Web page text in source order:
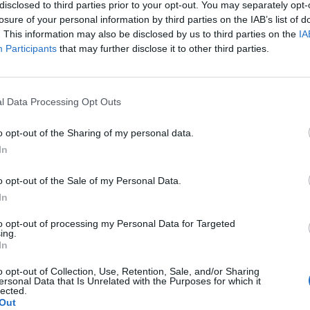
to third parties prior to your opt-out. You may separately
of your personal information by third parties on the IAB’s list of
This information may also be disclosed by us to third parties on the
Participants that may further disclose it to other third parties.
Data Processing Opt Outs
opt-out of the Sharing of my personal data.
opt-out of the Sale of my Personal Data.
opt-out of processing my Personal Data for Targeted
opt-out of Collection, Use, Retention, Sale, and/or Sharing
Data that Is Unrelated with the Purposes for which it
mille, l'applicazione della nuova Imu
base del 7,6 per mille comporterà un
imposta per il locatore - considerato
il Comune interessato porterà
livello massimo consentito (10,6 per
di imposta sarà pari al 161%. Se si
il caso di un immobile abitativo
contratto a canone calmierato,
soggetto a un'aliquota Ici del 4 per mille,
della nuova Imu nella misura base del
comporterà un aggravio di imposta per il
l'aumento del 60% della base
pari al 204%; se poi il Comune
porterà l'aliquota al livello massimo
per mille), l'aumento di imposta sarà
E l'aumento raggiungerà naturalmente
più elevati nei casi in cui l'aliquota Ici
prevista sia inferiore al 4 per mille.
Rudy Giuliani a Come States?
Trump, Meloni e la strategia
americana